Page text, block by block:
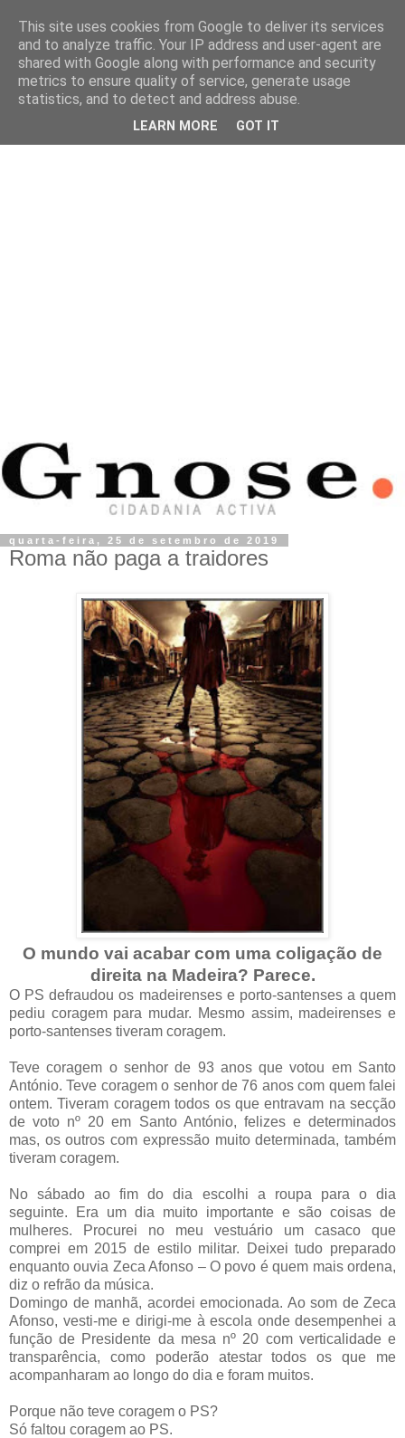
quarta-feira, 25 de setembro de 2019
Roma não paga a traidores
O mundo vai acabar com uma coligação de
direita na Madeira? Parece.
O PS defraudou os madeirenses e porto-santenses a quem
pediu coragem para mudar. Mesmo assim, madeirenses e
porto-santenses tiveram coragem.
Teve coragem o senhor de 93 anos que votou em Santo
António. Teve coragem o senhor de 76 anos com quem falei
ontem. Tiveram coragem todos os que entravam na secção
de voto nº 20 em Santo António, felizes e determinados
mas, os outros com expressão muito determinada, também
tiveram coragem.
No sábado ao fim do dia escolhi a roupa para o dia
seguinte. Era um dia muito importante e são coisas de
mulheres. Procurei no meu vestuário um casaco que
comprei em 2015 de estilo militar. Deixei tudo preparado
enquanto ouvia Zeca Afonso – O povo é quem mais ordena,
diz o refrão da música.
Domingo de manhã, acordei emocionada. Ao som de Zeca
Afonso, vesti-me e dirigi-me à escola onde desempenhei a
função de Presidente da mesa nº 20 com verticalidade e
transparência, como poderão atestar todos os que me
acompanharam ao longo do dia e foram muitos.
Porque não teve coragem o PS?
Só faltou coragem ao PS.
This site uses cookies from Google to deliver its services
and to analyze traffic. Your IP address and user-agent are
shared with Google along with performance and security
metrics to ensure quality of service, generate usage
statistics, and to detect and address abuse.
LEARN MORE GOT IT